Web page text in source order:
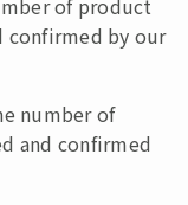
of product
confirmed by our
number of
and confirmed